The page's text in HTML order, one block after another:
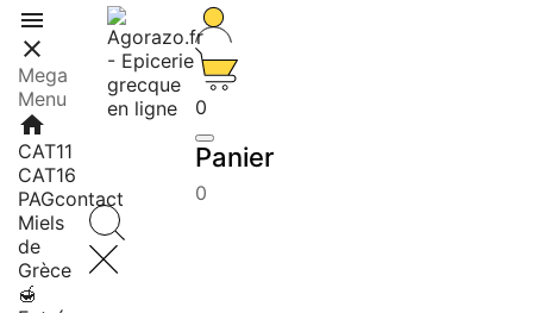


Mega
Menu
home
CAT11
CAT16
PAGcontact
Miels
de
Grèce
🍯
0
Panier
0